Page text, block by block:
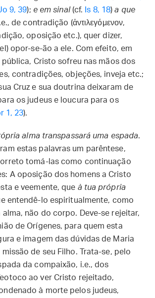
9, 39); e em sinal(cf. Is 8, 18)a que
de contradição (ἀντιλεγόμενον,
oposição etc.), quer dizer,
opor-se-ão a ele. Com efeito, em
Cristo sofreu nas mãos dos
contradições, objeções, inveja etc.;
Cruz e sua doutrina deixaram de
os judeus e loucura para os
1, 23).
alma transpassará uma espada.
estas palavras um parêntese,
tomá-las como continuação
A oposição dos homens a Cristo
e veemente, que à tua própria
entendê-lo espiritualmente, como
não do corpo. Deve-se rejeitar,
de Orígenes, para quem esta
e imagem das dúvidas de Maria
de seu Filho. Trata-se, pelo
da compaixão, i.e., dos
ao ver Cristo rejeitado,
à morte pelos judeus,